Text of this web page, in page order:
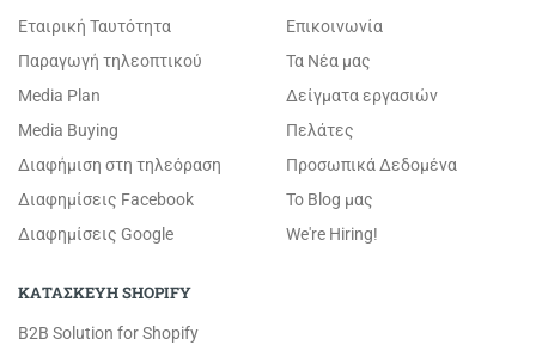
Εταιρική Ταυτότητα
Παραγωγή τηλεοπτικού
Media Plan
Media Buying
Διαφήμιση στη τηλεόραση
Διαφημίσεις Facebook
Διαφημίσεις Google
Επικοινωνία
Τα Νέα μας
Δείγματα εργασιών
Πελάτες
Προσωπικά Δεδομένα
Το Blog μας
We're Hiring!
ΚΑΤΑΣΚΕΥΗ SHOPIFY
B2B Solution for Shopify